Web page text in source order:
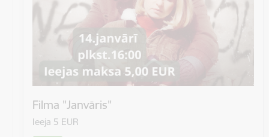
Filma "Janvāris"
Ieeja 5 EUR